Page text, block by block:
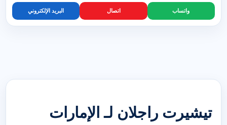
واتساب اتصال البريد الإلكتروني
تيشيرت راجلان لـ الإمارات